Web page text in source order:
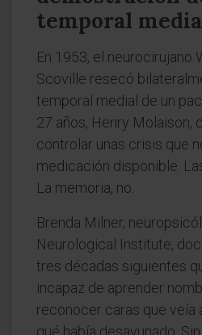
temporal
En 1953, el neurocirujano
Scoville resecó
temporal medial de un
27 años, Henry Molaison,
controlar unas crisis que
medicación disponible.
La memoria, no.
Brenda Milner,
Neurological Institute,
tres décadas siguientes
incapaz de aprender
reconocer caras que veía
qué había desayunado.